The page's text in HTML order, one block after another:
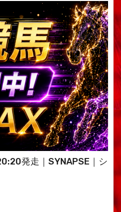
発走｜SYNAPSE｜シ